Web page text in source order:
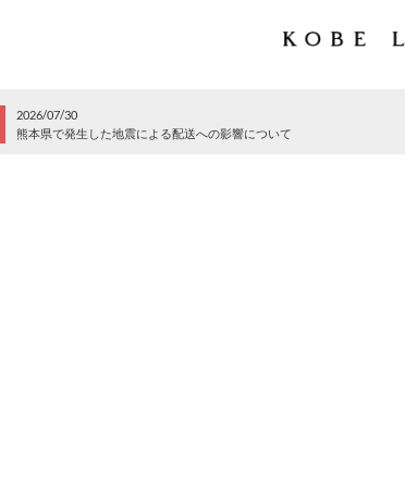
2026/07/30
熊本県で発生した地震による配送への影響について